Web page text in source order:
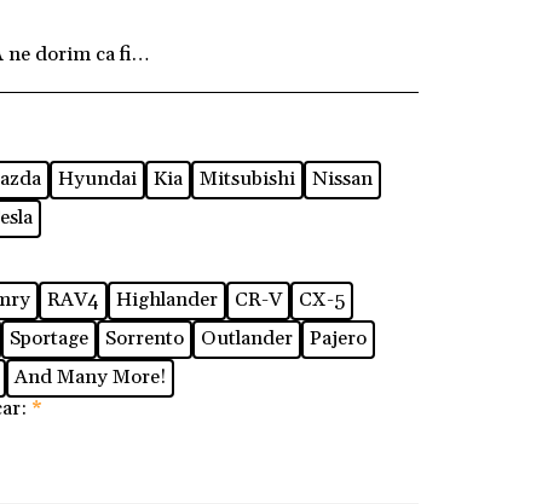
ne dorim ca fiecare client să fie pe deplin
Hyundai Kia Mitsubishi
Nissan
RAV4 Highlander CR-V
CX-5
Sportage Sorrento Outlander
Pajero
And Many More!
*